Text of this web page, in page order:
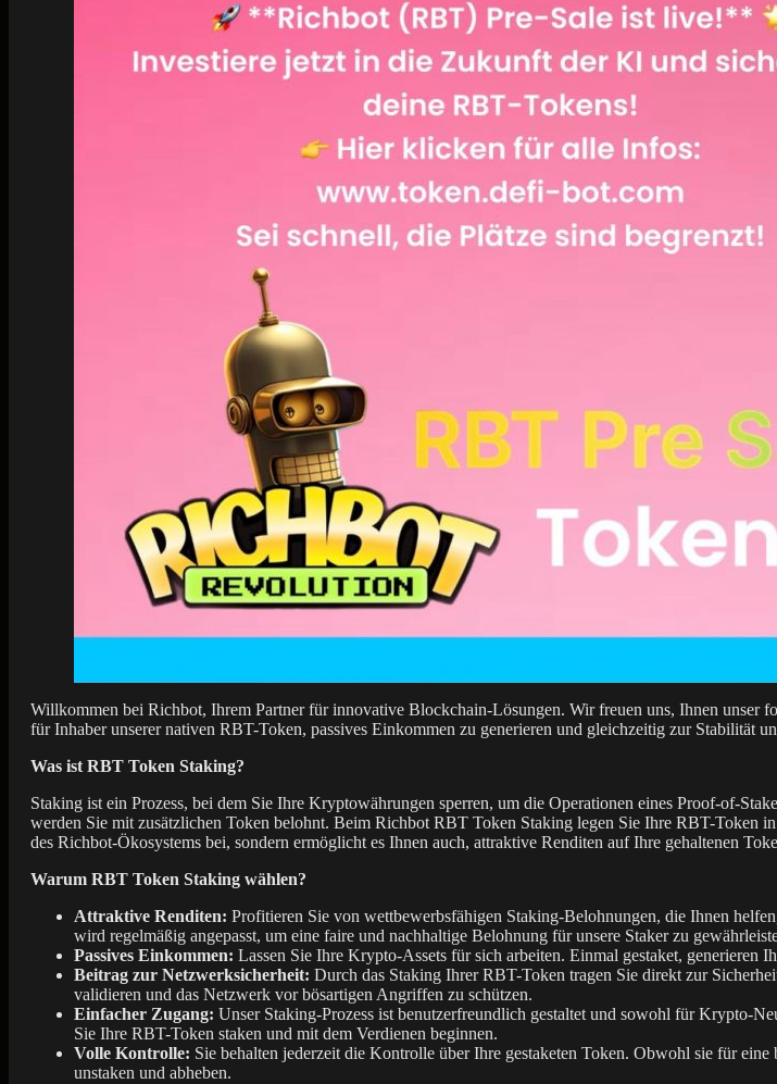
Willkommen bei Richbot, Ihrem Partner für innovative Blockchain-Lösungen. Wir freuen uns, Ihnen
für Inhaber unserer nativen RBT-Token, passives Einkommen zu generieren und gleichzeitig zur Stabilität
Was ist RBT Token Staking?
Staking ist ein Prozess, bei dem Sie Ihre Kryptowährungen sperren, um die Operationen eines Proof-of-
werden Sie mit zusätzlichen Token belohnt. Beim Richbot RBT Token Staking legen Sie Ihre RBT-Token
des Richbot-Ökosystems bei, sondern ermöglicht es Ihnen auch, attraktive Renditen auf Ihre gehaltenen
Warum RBT Token Staking wählen?
Attraktive Renditen: Profitieren Sie von wettbewerbsfähigen Staking-Belohnungen, die Ihnen
wird regelmäßig angepasst, um eine faire und nachhaltige Belohnung für unsere Staker zu
Passives Einkommen: Lassen Sie Ihre Krypto-Assets für sich arbeiten. Einmal gestaket,
Beitrag zur Netzwerksicherheit: Durch das Staking Ihrer RBT-Token tragen Sie direkt zur
validieren und das Netzwerk vor bösartigen Angriffen zu schützen.
Einfacher Zugang: Unser Staking-Prozess ist benutzerfreundlich gestaltet und sowohl für Krypto-
Sie Ihre RBT-Token staken und mit dem Verdienen beginnen.
Volle Kontrolle: Sie behalten jederzeit die Kontrolle über Ihre gestaketen Token. Obwohl sie für
unstaken und abheben.